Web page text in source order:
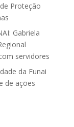
Proteção
Gabriela
servidores
da Funai
de ações